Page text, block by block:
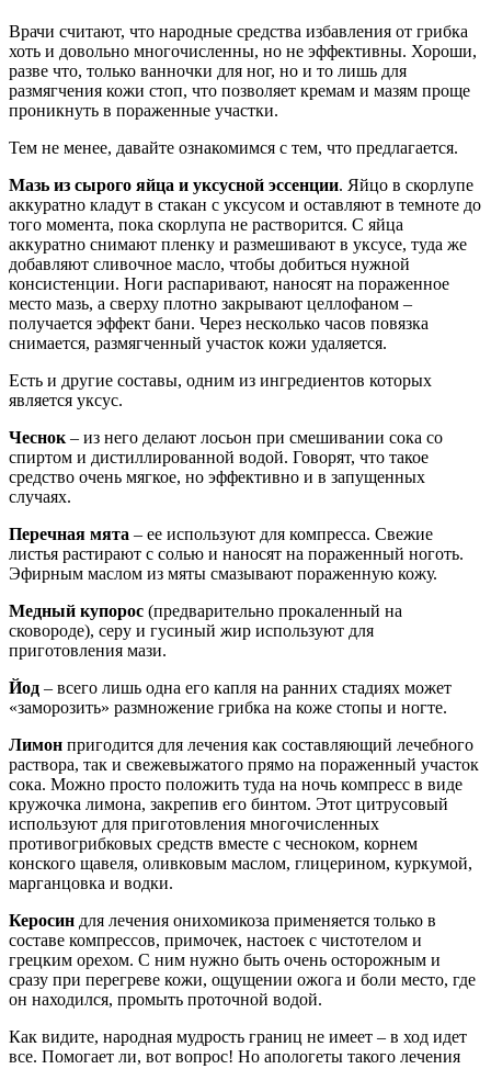
Врачи считают, что народные средства избавления от грибка
хоть и довольно многочисленны, но не эффективны. Хороши,
разве что, только ванночки для ног, но и то лишь для
размягчения кожи стоп, что позволяет кремам и мазям проще
проникнуть в пораженные участки.
Тем не менее, давайте ознакомимся с тем, что предлагается.
Мазь из сырого яйца и уксусной эссенции. Яйцо в скорлупе
аккуратно кладут в стакан с уксусом и оставляют в темноте до
того момента, пока скорлупа не растворится. С яйца
аккуратно снимают пленку и размешивают в уксусе, туда же
добавляют сливочное масло, чтобы добиться нужной
консистенции. Ноги распаривают, наносят на пораженное
место мазь, а сверху плотно закрывают целлофаном –
получается эффект бани. Через несколько часов повязка
снимается, размягченный участок кожи удаляется.
Есть и другие составы, одним из ингредиентов которых
является уксус.
Чеснок – из него делают лосьон при смешивании сока со
спиртом и дистиллированной водой. Говорят, что такое
средство очень мягкое, но эффективно и в запущенных
случаях.
Перечная мята – ее используют для компресса. Свежие
листья растирают с солью и наносят на пораженный ноготь.
Эфирным маслом из мяты смазывают пораженную кожу.
Медный купорос (предварительно прокаленный на
сковороде), серу и гусиный жир используют для
приготовления мази.
Йод – всего лишь одна его капля на ранних стадиях может
«заморозить» размножение грибка на коже стопы и ногте.
Лимон пригодится для лечения как составляющий лечебного
раствора, так и свежевыжатого прямо на пораженный участок
сока. Можно просто положить туда на ночь компресс в виде
кружочка лимона, закрепив его бинтом. Этот цитрусовый
используют для приготовления многочисленных
противогрибковых средств вместе с чесноком, корнем
конского щавеля, оливковым маслом, глицерином, куркумой,
марганцовка и водки.
Керосин для лечения онихомикоза применяется только в
составе компрессов, примочек, настоек с чистотелом и
грецким орехом. С ним нужно быть очень осторожным и
сразу при перегреве кожи, ощущении ожога и боли место, где
он находился, промыть проточной водой.
Как видите, народная мудрость границ не имеет – в ход идет
все. Помогает ли, вот вопрос! Но апологеты такого лечения